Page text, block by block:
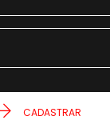
CADASTRAR